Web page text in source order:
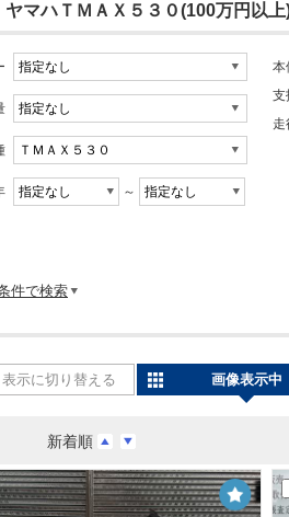
ヤマハＴＭＡＸ５３０(100万円以上
～
本
支
走
件で検索
新着順
表示に切り替える 画像表示中